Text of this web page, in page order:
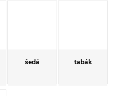
šedá tabák